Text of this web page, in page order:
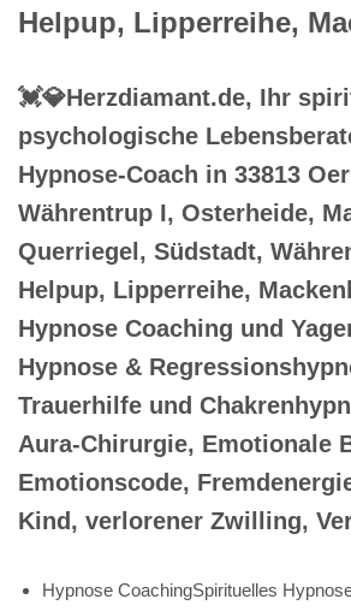
Helpup, Lipperreihe,
💓️💎Herzdiamant.de, Ihr
psychologische
Hypnose-Coach in 33813
Währentrup I, Osterheide,
Querriegel, Südstadt,
Helpup, Lipperreihe,
Hypnose Coaching und
Hypnose &
Trauerhilfe und
Aura-Chirurgie, Emotionale
Emotionscode,
Kind, verlorener Zwilling,
Hypnose CoachingSpirituelles